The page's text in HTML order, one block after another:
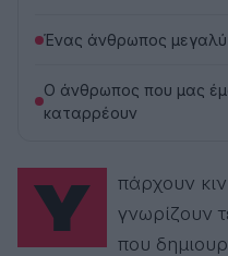
Ένας άνθρωπος
Ο άνθρωπος που μας
καταρρέουν
Υπάρχουν κινηματογραφικοί ρόλοι που
γνωρίζουν
που